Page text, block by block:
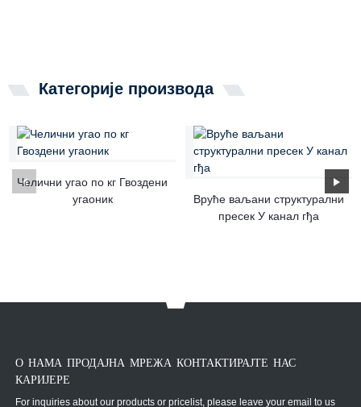
Категорије производа
Челични угао по кг Гвоздени
угаоник
Вруће ваљани структурални
пресек У канал гђа
О НАМА ПРОДАЈНА МРЕЖА КОНТАКТИРАЈТЕ НАС
КАРИЈЕРЕ
For inquiries about our products or pricelist, please leave your email to us